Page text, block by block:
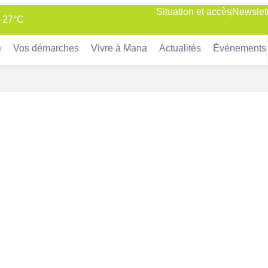
Situation et accès
Vos démarches Vivre à Mana Actualités Événements